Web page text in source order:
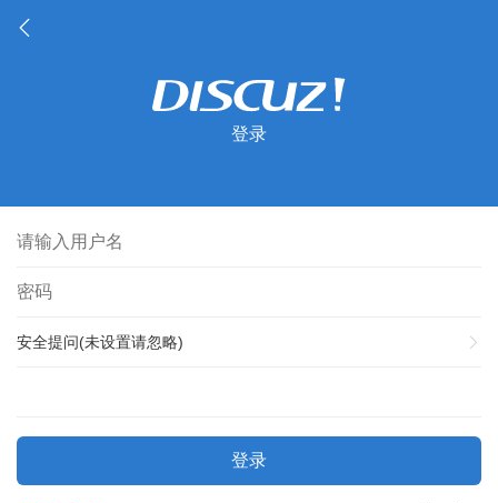
登录
安全提问(未设置请忽略)
登录